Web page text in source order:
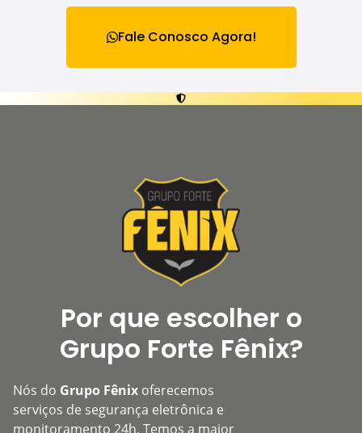
Fale Conosco Agora!
Por que escolher o
Grupo Forte Fênix?
Nós do Grupo Fênix oferecemos
serviços de segurança eletrônica e
monitoramento 24h. Temos a maior